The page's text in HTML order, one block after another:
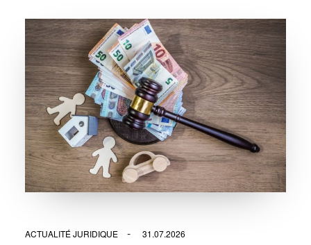
ACTUALITÉ JURIDIQUE 31.07.2026